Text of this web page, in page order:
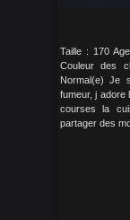
Taille : 170
Couleur des
Normal(e) Je
fumeur, j adore
courses la
partager des